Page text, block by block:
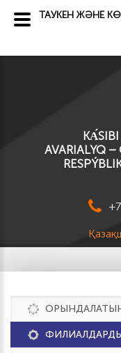
AVARIALYQ
ТАУКЕН ЖӘНЕ